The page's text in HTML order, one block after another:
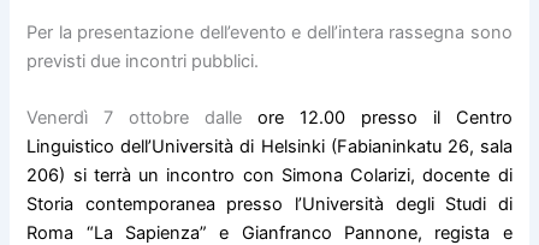
Per la presentazione dell’evento e dell’intera rassegna sono
previsti due incontri pubblici.
Venerdì 7 ottobre dalle ore 12.00 presso il Centro
Linguistico dell’Università di Helsinki (Fabianinkatu 26, sala
206) si terrà un incontro con Simona Colarizi, docente di
Storia contemporanea presso l’Università degli Studi di
Roma “La Sapienza” e Gianfranco Pannone, regista e